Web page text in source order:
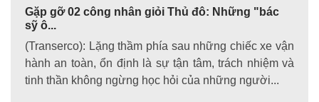
Gặp gỡ 02 công nhân giỏi Thủ đô: Những "bác
sỹ ô...
(Transerco): Lặng thầm phía sau những chiếc xe vận
hành an toàn, ổn định là sự tận tâm, trách nhiệm và
tinh thần không ngừng học hỏi của những người...